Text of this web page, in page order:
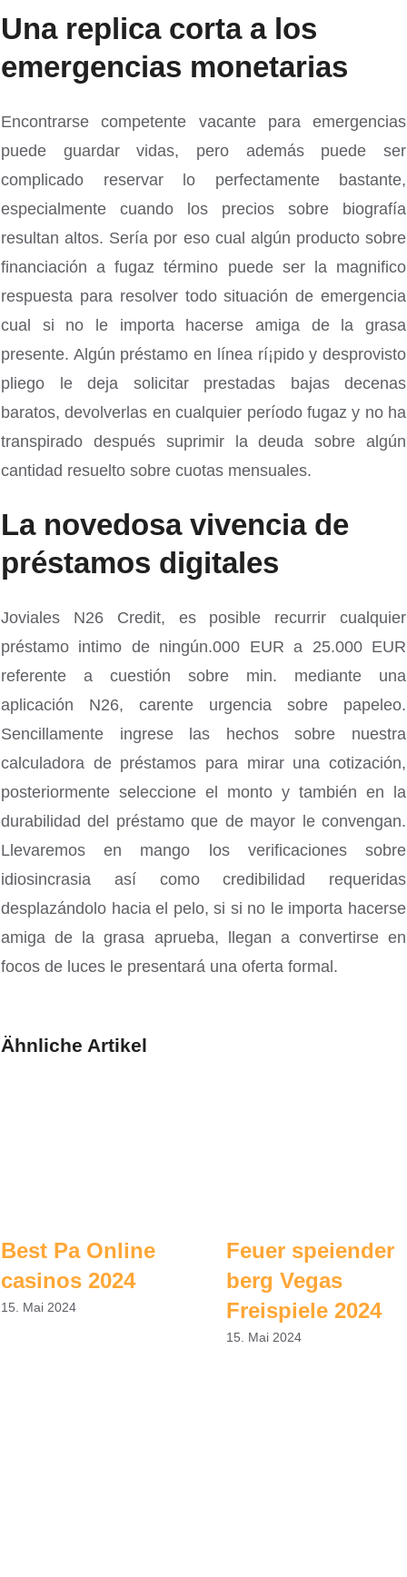
Una replica corta a los
emergencias monetarias
Encontrarse competente vacante para emergencias
puede guardar vidas, pero además puede ser
complicado reservar lo perfectamente bastante,
especialmente cuando los precios sobre biografía
resultan altos. Serí­a por eso cual algún producto sobre
financiación a fugaz término puede ser la magnifico
respuesta para resolver todo situación de emergencia
cual si no le importa hacerse amiga de la grasa
presente. Algún préstamo en línea rí¡pido y desprovisto
pliego le deja solicitar prestadas bajas decenas
baratos, devolverlas en cualquier período fugaz y no ha
transpirado después suprimir la deuda sobre algún
cantidad resuelto sobre cuotas mensuales.
La novedosa vivencia de
préstamos digitales
Joviales N26 Credit, es posible recurrir cualquier
préstamo intimo de ningún.000 EUR a 25.000 EUR
referente a cuestión sobre min. mediante una
aplicación N26, carente urgencia sobre papeleo.
Sencillamente ingrese las hechos sobre nuestra
calculadora de préstamos para mirar una cotización,
posteriormente seleccione el monto y también en la
durabilidad del préstamo que de mayor le convengan.
Llevaremos en mango los verificaciones sobre
idiosincrasia así­ como credibilidad requeridas
desplazándolo hacia el pelo, si si no le importa hacerse
amiga de la grasa aprueba, llegan a convertirse en
focos de luces le presentará una oferta formal.
Ähnliche Artikel
Best Pa Online
casinos 2024
15. Mai 2024
Feuer speiender
berg Vegas
Freispiele 2024
15. Mai 2024